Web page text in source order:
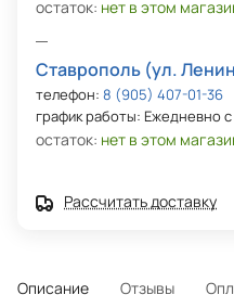
остаток: нет в этом
Ставрополь (ул.
телефон: 8 (905) 407-01-36
график работы: Ежедневно
остаток: нет в этом
Рассчитать доставку
Описание Отзывы